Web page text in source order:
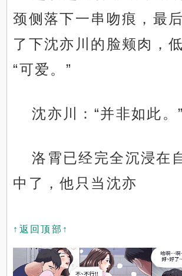
颈侧落下一串吻痕，最
了下沈亦川的脸颊肉，
“可爱。”
沈亦川：“并非如此。”
洛霄已经完全沉浸在
中了，他只当沈亦
↑返回顶部↑